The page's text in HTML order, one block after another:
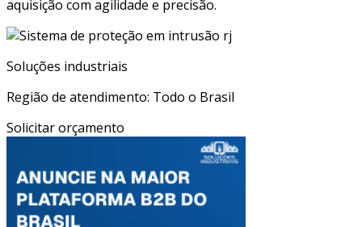
aquisição com agilidade e precisão.
Soluções industriais
Região de atendimento: Todo o Brasil
Solicitar orçamento